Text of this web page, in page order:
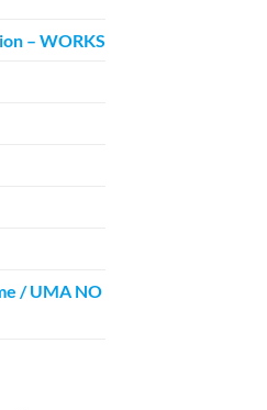
– WORKS
/ UMA NO